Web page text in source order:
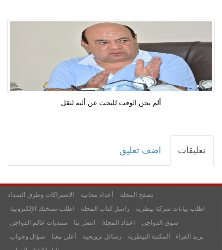
ألم يحن الوقت للبحث عن ألية لنقل
تعليقات اضف تعليق
الاشتراكات وطرق السداد أعداد مجانية
تصفح المجلة
اطلب نسختك الإلكترونية
راسل كتاب المجلة
اطلب بيانات شركة بيطرية
منتديات عالم الدواجن
اتصل بنا اعداد المجلة
سوق الدواجن
سؤال وجواب
أعلن معنا رسائل ترويجية المكتبة البيطرية
بريد القراء